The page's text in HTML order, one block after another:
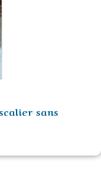
sans